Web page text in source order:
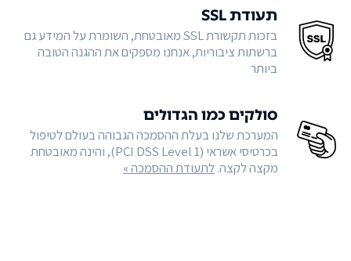
תעודת SSL
בזכות תקשורת SSL מאובטחת, השומרת על המידע גם
ברשתות ציבוריות, אנחנו מספקים את ההגנה הטובה
ביותר
סולקים כמו הגדולים
המערכת שלנו בעלת ההסמכה הגבוהה בעולם לטיפול
בכרטיסי אשראי (PCI DSS Level 1), והינה מאובטחת
מקצה לקצה.לתעודת ההסמכה »